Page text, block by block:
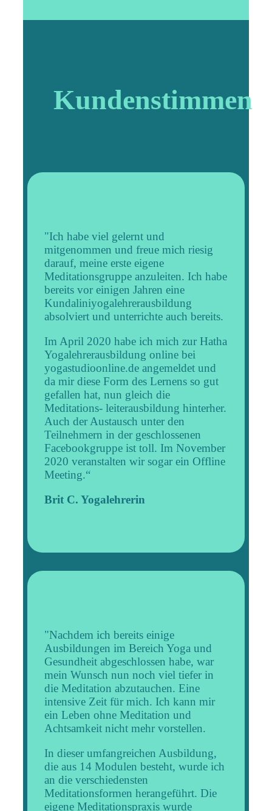
Kundenstimmen
"Ich habe viel gelernt und
mitgenommen und freue mich riesig
darauf, meine erste eigene
Meditationsgruppe anzuleiten. Ich habe
bereits vor einigen Jahren eine
Kundaliniyogalehrerausbildung
absolviert und unterrichte auch bereits.
Im April 2020 habe ich mich zur Hatha
Yogalehrerausbildung online bei
yogastudioonline.de angemeldet und
da mir diese Form des Lernens so gut
gefallen hat, nun gleich die
Meditations- leiterausbildung hinterher.
Auch der Austausch unter den
Teilnehmern in der geschlossenen
Facebookgruppe ist toll. Im November
2020 veranstalten wir sogar ein Offline
Meeting.“
Brit C. Yogalehrerin
"Nachdem ich bereits einige
Ausbildungen im Bereich Yoga und
Gesundheit abgeschlossen habe, war
mein Wunsch nun noch viel tiefer in
die Meditation abzutauchen. Eine
intensive Zeit für mich. Ich kann mir
ein Leben ohne Meditation und
Achtsamkeit nicht mehr vorstellen.
In dieser umfangreichen Ausbildung,
die aus 14 Modulen besteht, wurde ich
an die verschiedensten
Meditationsformen herangeführt. Die
eigene Meditationspraxis wurde